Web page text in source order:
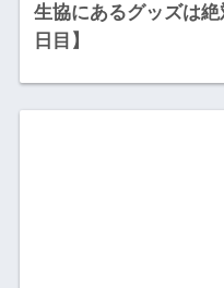
生協にあるグッズは
日目】